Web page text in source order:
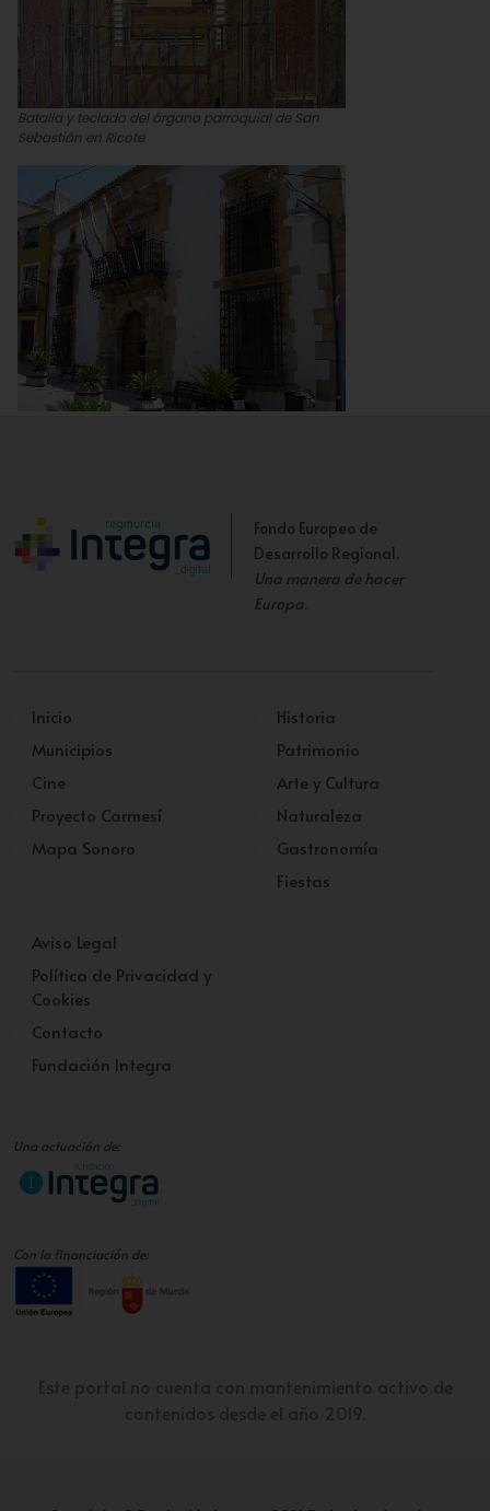
Batalla y teclado del órgano parroquial de San
Sebastián en Ricote
Fondo Europeo de
Desarrollo Regional.
Una manera de hacer
Europa.
Inicio
Municipios
Cine
Proyecto Carmesí
Mapa Sonoro
Historia
Patrimonio
Arte y Cultura
Naturaleza
Gastronomía
Fiestas
Aviso Legal
Política de Privacidad y
Cookies
Contacto
Fundación Integra
Una actuación de:
Con la financiación de: